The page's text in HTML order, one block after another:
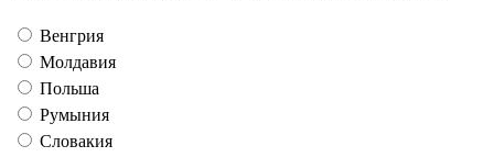
Венгрия
Молдавия
Польша
Румыния
Словакия